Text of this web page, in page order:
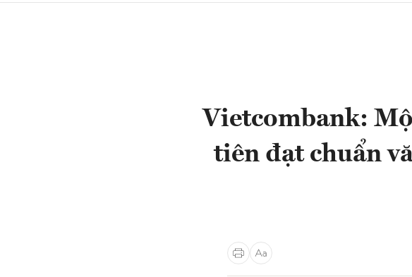
Vietcombank:
tiên đạt chuẩn